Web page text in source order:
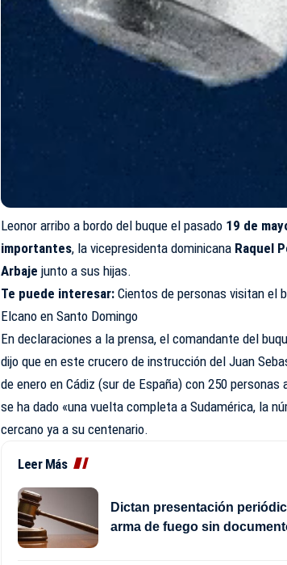
Leonor arribo a bordo del buque el pasado 19 de
importantes, la vicepresidenta dominicana Raquel
Arbaje junto a sus hijas.
Te puede interesar:Cientos de personas visitan el
Elcano en Santo Domingo
En declaraciones a la prensa, el comandante del
dijo que en este crucero de instrucción del Juan
de enero en Cádiz (sur de España) con 250 personas
se ha dado «una vuelta completa a Sudamérica, la
cercano ya a su centenario.
Leer Más
Dictan presentación
arma de fuego sin